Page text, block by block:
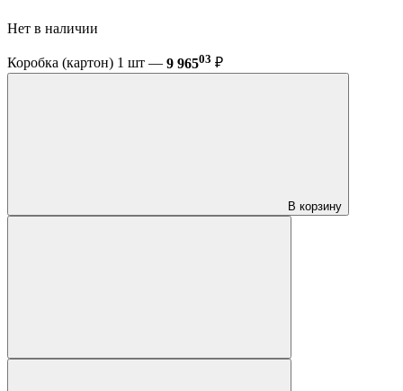
Нет в наличии
Коробка (картон) 1 шт — 9 96503 ₽
В корзину